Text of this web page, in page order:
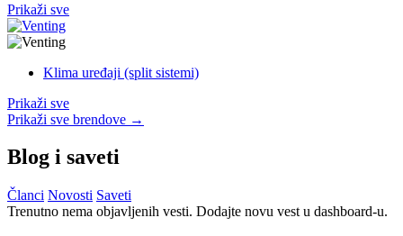
Prikaži sve
Klima uređaji (split sistemi)
Prikaži sve
Prikaži sve brendove →
Blog i saveti
Članci Novosti Saveti
Trenutno nema objavljenih vesti. Dodajte novu vest u dashboard-u.